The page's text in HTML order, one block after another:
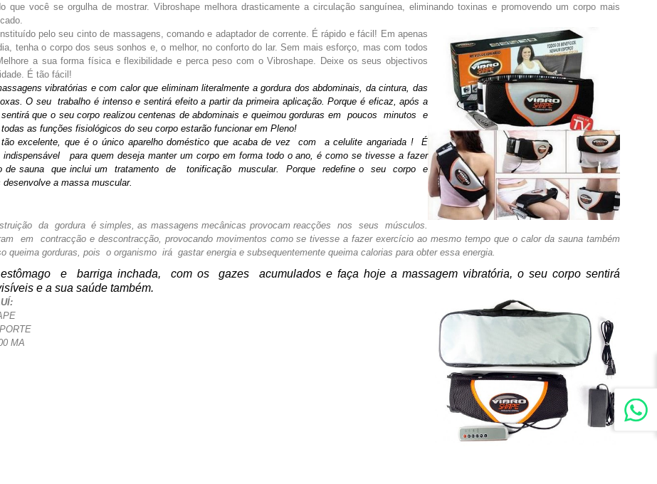
que você se orgulha de mostrar. Vibroshape melhora drasticamente a circulação sanguínea, eliminando toxinas e promovendo um corpo mais
pelo seu cinto de massagens, comando e adaptador de corrente. É rápido e fácil! Em apenas
tenha o corpo dos seus sonhos e, o melhor, no conforto do lar. Sem mais esforço, mas com todos
a sua forma física e flexibilidade e perca peso com o Vibroshape. Deixe os seus objectivos
É tão fácil!
vibratórias e com calor que eliminam literalmente a gordura dos abdominais, da cintura, das
O seu trabalho é intenso e sentirá efeito a partir da primeira aplicação. Porque é eficaz, após a
que o seu corpo realizou centenas de abdominais e queimou gorduras em poucos minutos e
as funções fisiológicos do seu corpo estarão funcionar em Pleno!
excelente, que é o único aparelho doméstico que acaba de vez com a celulite angariada ! É
para quem deseja manter um corpo em forma todo o ano, é como se tivesse a fazer
de sauna que inclui um tratamento de tonificação muscular. Porque redefine o seu corpo e
a massa muscular.
da gordura é simples, as massagens mecânicas provocam reacções nos seus músculos.
em contracção e descontracção, provocando movimentos como se tivesse a fazer exercício ao mesmo tempo que o calor da sauna também
queima gorduras, pois o organismo irá gastar energia e subsequentemente queima calorias para obter essa energia.
e barriga inchada, com os gazes acumulados e faça hoje a massagem vibratória, o seu corpo sentirá
e a sua saúde também.
MA